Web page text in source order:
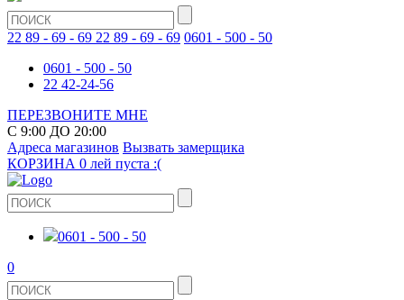
22 89 - 69 - 69 22 89 - 69 - 69 0601 - 500 - 50
0601 - 500 - 50
22 42-24-56
ПЕРЕЗВОНИТЕ МНЕ
С 9:00 ДО 20:00
Адреса магазинов Вызвать замерщика
КОРЗИНА 0 лей пуста :(
0601 - 500 - 50
0